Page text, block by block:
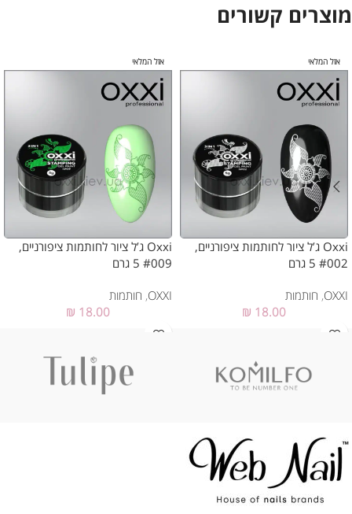
מוצרים קשורים
אזל המלאי
Oxxi ג’ל ציור לחותמות ציפורניים,
#002 5 גרם
OXXI
, חותמות
₪ 18.00
אזל המלאי
Oxxi ג’ל ציור לחותמות ציפורניים,
#009 5 גרם
OXXI
, חותמות
₪ 18.00